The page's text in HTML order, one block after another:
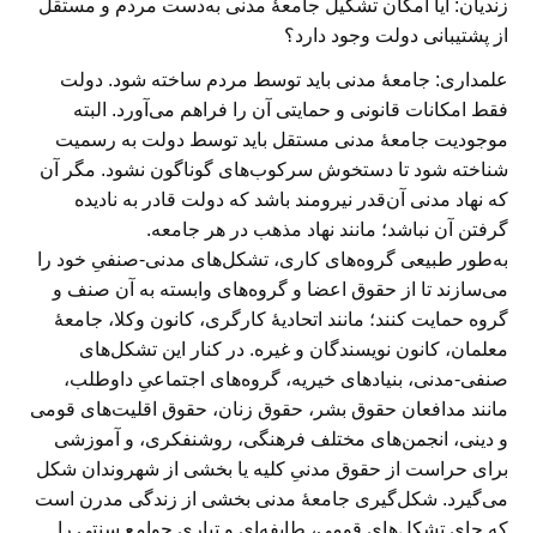
زندیان: آیا امکان تشکیل جامعهٔ مدنی به‌دست مردم و مستقل
از پشتیبانی دولت وجود دارد؟
علمداری: جامعهٔ مدنی باید توسط مردم ساخته شود. دولت
فقط امکانات قانونی و حمایتی آن را فراهم می‌آورد. البته
موجودیت جامعهٔ مدنی مستقل باید توسط دولت به رسمیت
شناخته شود تا دستخوش سرکوب‌های گوناگون نشود. مگر آن
که نهاد مدنی آن‌قدر نیرومند باشد که دولت قادر به نادیده
گرفتن آن نباشد؛ مانند نهاد مذهب در هر جامعه.
به‌طور طبیعی گروه‌های کاری، تشکل‌های مدنی-صنفیِ خود را
می‌سازند تا از حقوق اعضا و گروه‌های وابسته به آن صنف و
گروه حمایت کنند؛ مانند اتحادیهٔ کارگری، کانون وکلا، جامعهٔ
معلمان، کانون نویسندگان و غیره. در کنار این تشکل‌های
صنفی-مدنی، بنیادهای خیریه‌، گروه‌های اجتماعیِ داوطلب،
مانند مدافعان حقوق بشر، حقوق زنان، حقوق اقلیت‌های قومی
و دینی، انجمن‌های مختلف فرهنگی، روشنفکری، و آموزشی
برای حراست از حقوق مدنیِ کلیه یا بخشی از شهروندان شکل
می‌گیرد. شکل‌گیری جامعهٔ مدنی بخشی از زندگی مدرن است